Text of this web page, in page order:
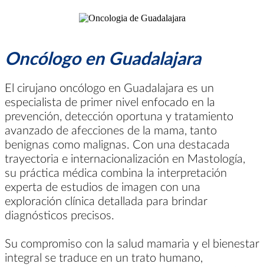
Oncólogo en Guadalajara
El cirujano oncólogo en Guadalajara es un
especialista de primer nivel enfocado en la
prevención, detección oportuna y tratamiento
avanzado de afecciones de la mama, tanto
benignas como malignas. Con una destacada
trayectoria e internacionalización en Mastología,
su práctica médica combina la interpretación
experta de estudios de imagen con una
exploración clínica detallada para brindar
diagnósticos precisos.
Su compromiso con la salud mamaria y el bienestar
integral se traduce en un trato humano,